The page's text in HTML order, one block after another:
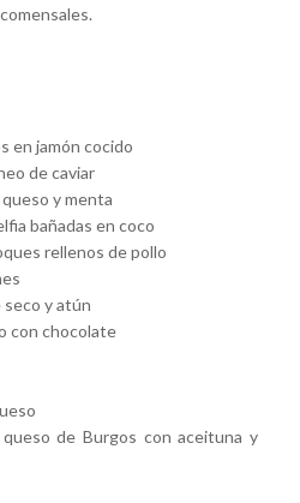
jamón cocido
de caviar
y menta
bañadas en coco
rellenos de pollo
y atún
chocolate
de Burgos con aceituna y